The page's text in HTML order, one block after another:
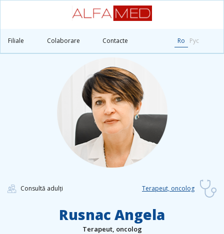
Filiale Colaborare Contacte Ro Рус
Principală Medicii Rusnac Angela
Consultă adulți Terapeut, oncolog
Rusnac Angela
Terapeut, oncolog